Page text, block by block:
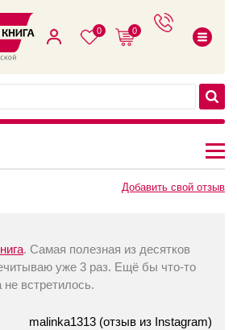
0 0
Добавить свой отзыв
. Самая полезная из десятков
уже 3 раз. Ещё бы что-то
встретилось.
malinka1313 (отзыв из Instagram)